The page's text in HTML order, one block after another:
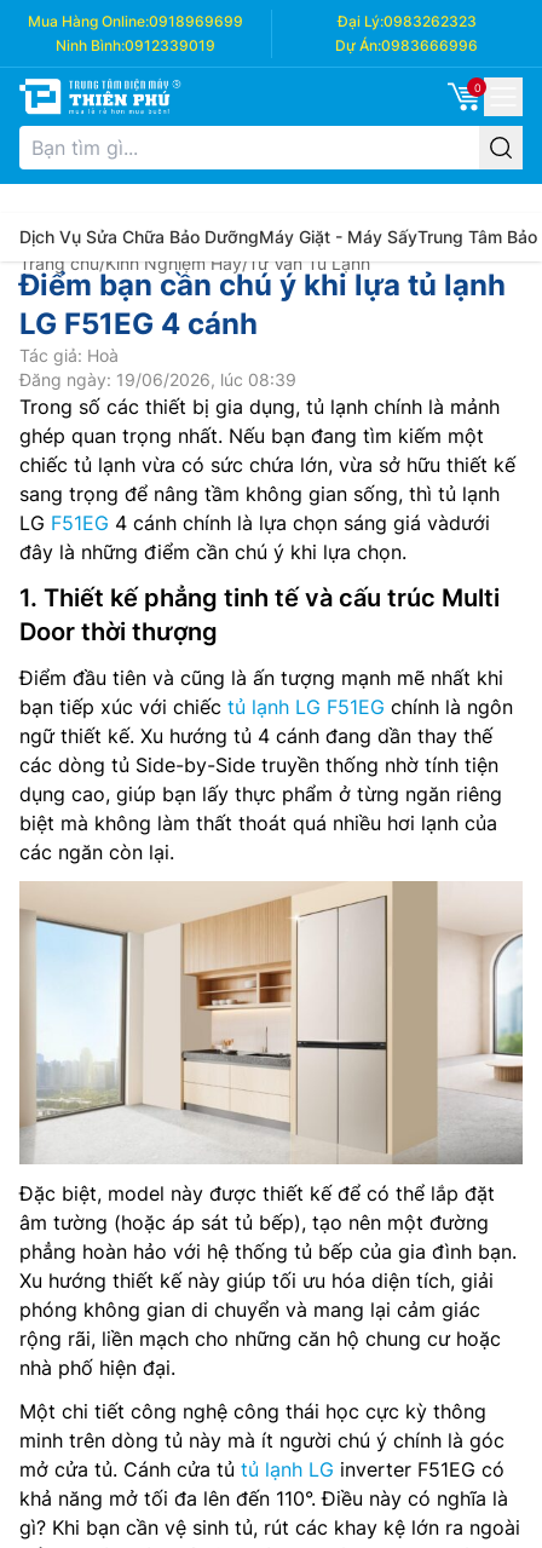
Mua Hàng Online:0918969699 Đại Lý:0983262323
Ninh Bình:0912339019 Dự Án:0983666996
0
Dịch Vụ Sửa Chữa Bảo DưỡngMáy Giặt - Máy SấyTrung Tâm Bảo
Trang chủ/Kinh Nghiệm Hay/Tư Vấn Tủ Lạnh
Điểm bạn cần chú ý khi lựa tủ lạnh
LG F51EG 4 cánh
Tác giả: Hoà
Đăng ngày: 19/06/2026, lúc 08:39
Trong số các thiết bị gia dụng, tủ lạnh chính là mảnh
ghép quan trọng nhất. Nếu bạn đang tìm kiếm một
chiếc tủ lạnh vừa có sức chứa lớn, vừa sở hữu thiết kế
sang trọng để nâng tầm không gian sống, thì tủ lạnh
LG F51EG 4 cánh chính là lựa chọn sáng giá vàdưới
đây là những điểm cần chú ý khi lựa chọn.
1. Thiết kế phẳng tinh tế và cấu trúc Multi
Door thời thượng
Điểm đầu tiên và cũng là ấn tượng mạnh mẽ nhất khi
bạn tiếp xúc với chiếc tủ lạnh LG F51EG chính là ngôn
ngữ thiết kế. Xu hướng tủ 4 cánh đang dần thay thế
các dòng tủ Side-by-Side truyền thống nhờ tính tiện
dụng cao, giúp bạn lấy thực phẩm ở từng ngăn riêng
biệt mà không làm thất thoát quá nhiều hơi lạnh của
các ngăn còn lại.
Đặc biệt, model này được thiết kế để có thể lắp đặt
âm tường (hoặc áp sát tủ bếp), tạo nên một đường
phẳng hoàn hảo với hệ thống tủ bếp của gia đình bạn.
Xu hướng thiết kế này giúp tối ưu hóa diện tích, giải
phóng không gian di chuyển và mang lại cảm giác
rộng rãi, liền mạch cho những căn hộ chung cư hoặc
nhà phố hiện đại.
Một chi tiết công nghệ công thái học cực kỳ thông
minh trên dòng tủ này mà ít người chú ý chính là góc
mở cửa tủ. Cánh cửa tủ tủ lạnh LG inverter F51EG có
khả năng mở tối đa lên đến 110°. Điều này có nghĩa là
gì? Khi bạn cần vệ sinh tủ, rút các khay kệ lớn ra ngoài